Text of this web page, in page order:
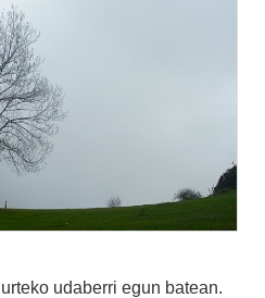
udaberri egun batean.